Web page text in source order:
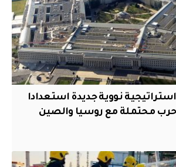
نووية جديدة استعدادا
محتملة مع روسيا والصين